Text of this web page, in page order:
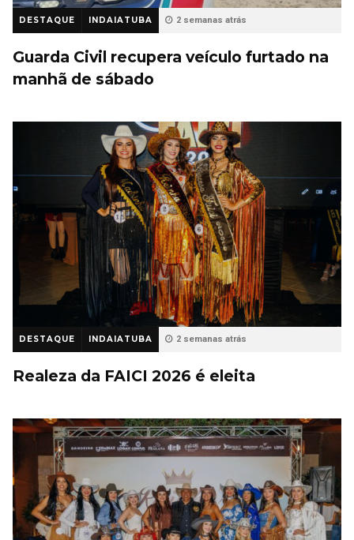
DESTAQUE INDAIATUBA 2 semanas atrás
Guarda Civil recupera veículo furtado na
manhã de sábado
DESTAQUE INDAIATUBA 2 semanas atrás
Realeza da FAICI 2026 é eleita